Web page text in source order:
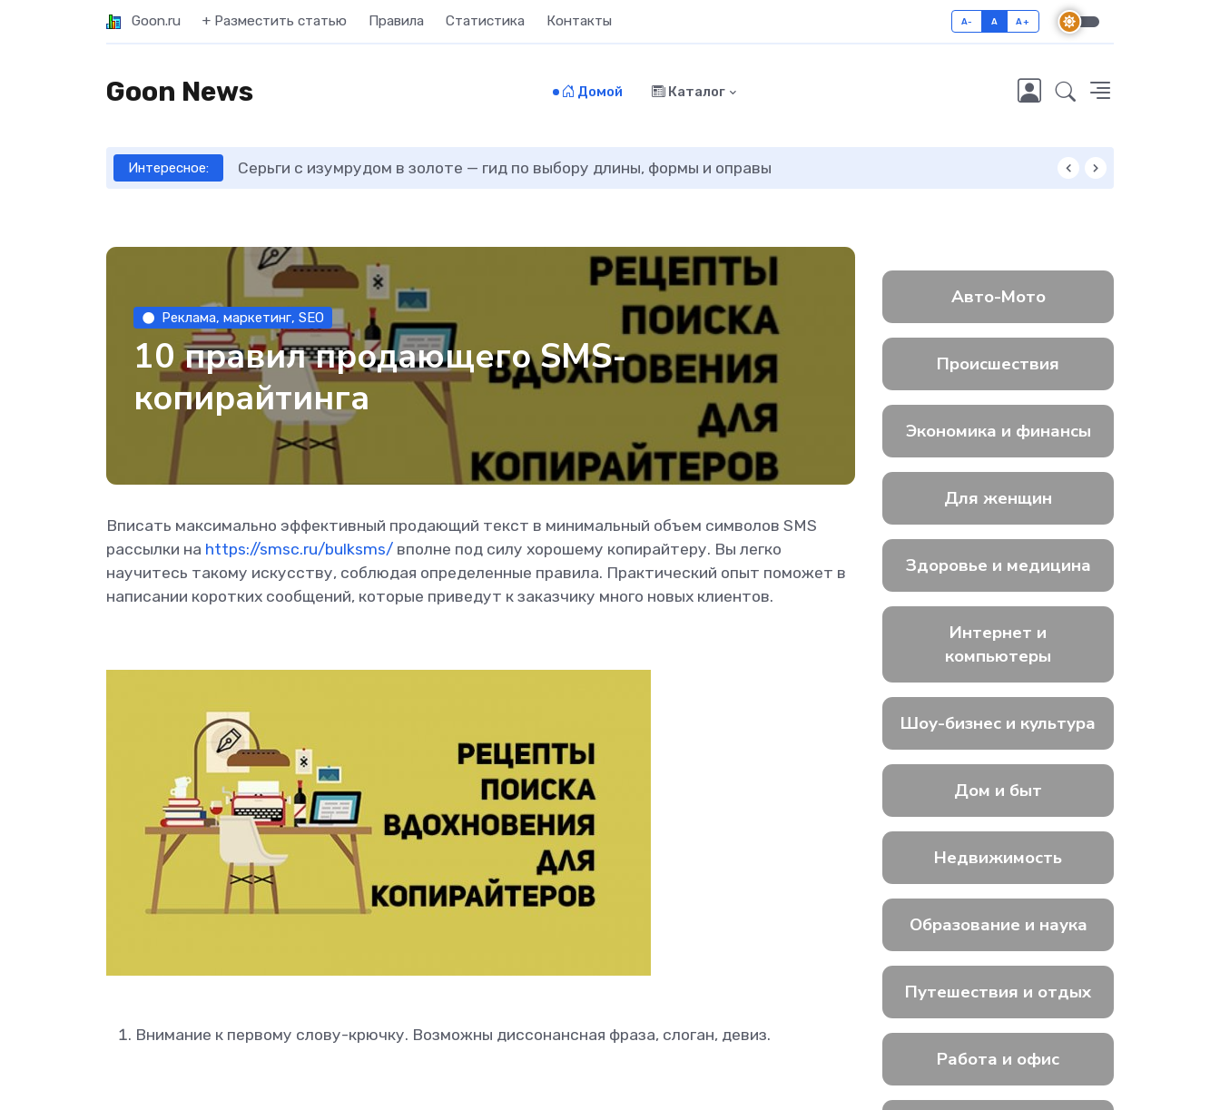
Goon.ru + Разместить статью Правила Статистика Контакты A- A A+
Goon News Домой Каталог
Интересное: Серьги с изумрудом в золоте — гид по выбору длины, формы и оправы
Реклама, маркетинг, SEO
10 правил продающего SMS-
копирайтинга
Вписать максимально эффективный продающий текст в минимальный объем символов SMS
рассылки на https://smsc.ru/bulksms/ вполне под силу хорошему копирайтеру. Вы легко
научитесь такому искусству, соблюдая определенные правила. Практический опыт поможет в
написании коротких сообщений, которые приведут к заказчику много новых клиентов.
Внимание к первому слову-крючку. Возможны диссонансная фраза, слоган, девиз.
Авто-Мото
Происшествия
Экономика и финансы
Для женщин
Здоровье и медицина
Интернет и
компьютеры
Шоу-бизнес и культура
Дом и быт
Недвижимость
Образование и наука
Путешествия и отдых
Работа и офис